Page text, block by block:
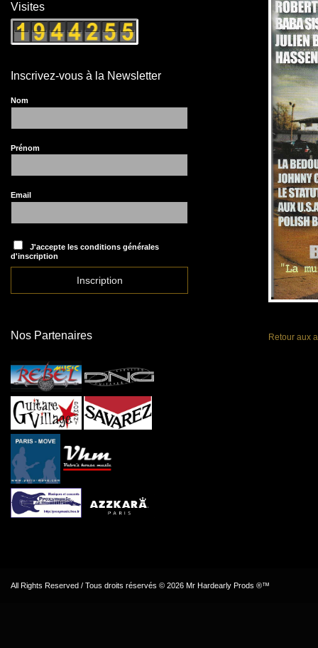
Retour aux
Visites
Inscrivez-vous à la Newsletter
Nom
Prénom
Email
J'accepte les conditions générales
d'inscription
Nos Partenaires
All Rights Reserved / Tous droits réservés © 2026 Mr Hardearly Prods ®™